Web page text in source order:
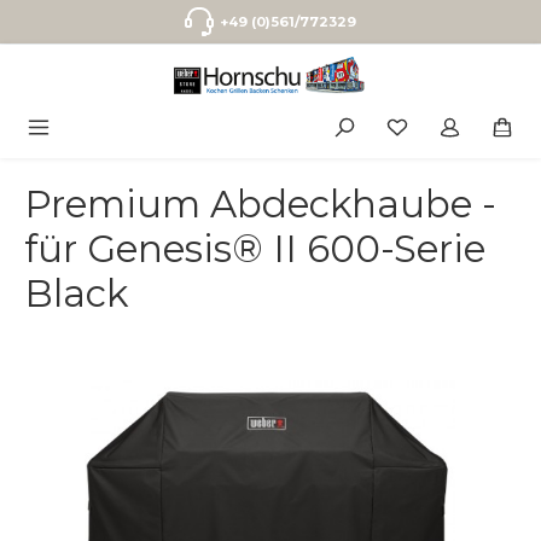
Zum Hauptinhalt springen+49 (0)561/772329
Premium Abdeckhaube -
für Genesis® II 600-Serie
Black
Bildergalerie überspringen